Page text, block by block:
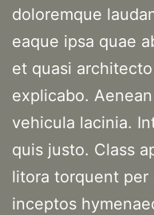
doloremque
eaque ipsa quae
et quasi
explicabo.
vehicula lacinia.
quis justo. Class
litora torquent per
inceptos